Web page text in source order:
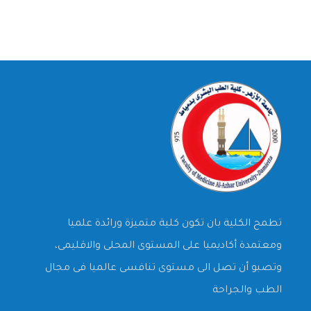
تطمح الكلية بان تكون كلية متميزة ورائدة علميا
ومعتمدة أكاديميا على المستوى المحلى والاقليمى،
وتصبو أن تصل الى مستوى تنافسى عالميا فى مجال
الطب والجراحة